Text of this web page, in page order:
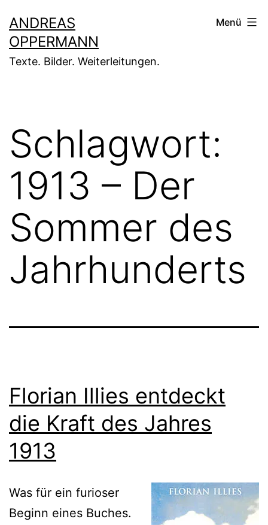
Inhalt
springen
ANDREAS
OPPERMANN
Texte. Bilder. Weiterleitungen.
Menü
Schlagwort:
1913 – Der
Sommer des
Jahrhunderts
Florian Illies entdeckt
die Kraft des Jahres
1913
Was für ein furioser
Beginn eines Buches.